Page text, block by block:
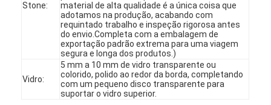
Visita à fábrica
Controle de Qualidade
Contacte-nos
Notícias
Stone:
material de alta qualidade é a única coisa que
adotamos na produção, acabando com
requintado trabalho e inspeção rigorosa antes
do envio.Completa com a embalagem de
exportação padrão extrema para uma viagem
segura e longa dos produtos.)
Vidro:
5 mm a 10 mm de vidro transparente ou
colorido, polido ao redor da borda, completando
com um pequeno disco transparente para
suportar o vidro superior.